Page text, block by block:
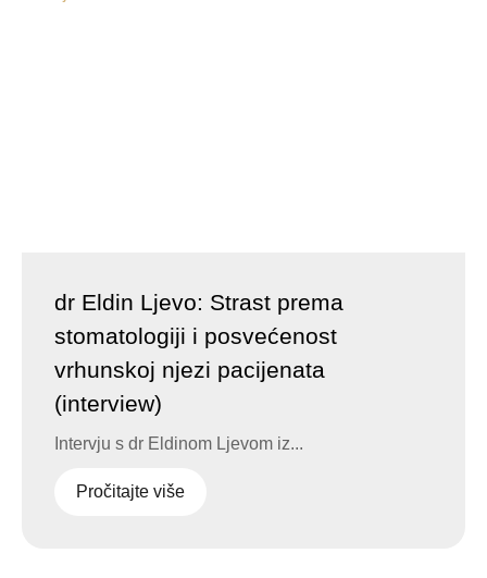
dr Eldin Ljevo: Strast prema
stomatologiji i posvećenost
vrhunskoj njezi pacijenata
(interview)
Intervju s dr Eldinom Ljevom iz...
Pročitajte više